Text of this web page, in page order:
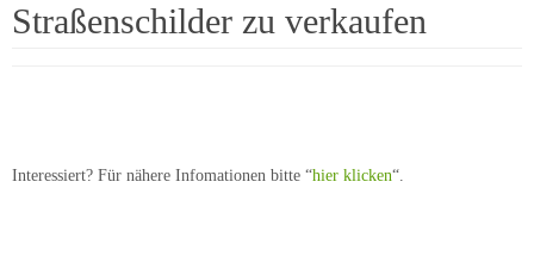
Straßenschilder zu verkaufen
Interessiert? Für nähere Infomationen bitte “hier klicken“.